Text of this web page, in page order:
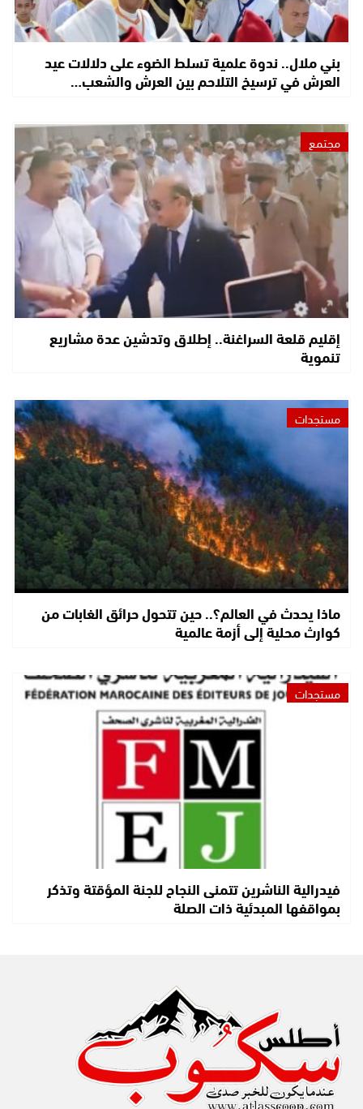
بني ملال.. ندوة علمية تسلط الضوء على دلالات عيد
العرش في ترسيخ التلاحم بين العرش والشعب…
مجتمع
إقليم قلعة السراغنة.. إطلاق وتدشين عدة مشاريع
تنموية
مستجدات
ماذا يحدث في العالم؟.. حين تتحول حرائق الغابات من
كوارث محلية إلى أزمة عالمية
مستجدات
فيدرالية الناشرين تتمنى النجاح للجنة المؤقتة وتذكر
بمواقفها المبدئية ذات الصلة